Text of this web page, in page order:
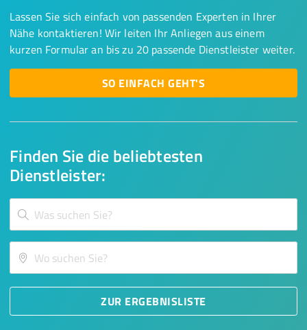
Finden Sie die beliebtesten
Dienstleister:
ZUR ERGEBNISLISTE
Lassen Sie sich einfach von passenden Experten in Ihrer
Nähe kontaktieren! Wir leiten Ihr Anliegen aus einem
kurzen Formular an bis zu 20 passende Dienstleister weiter.
SO EINFACH GEHT'S